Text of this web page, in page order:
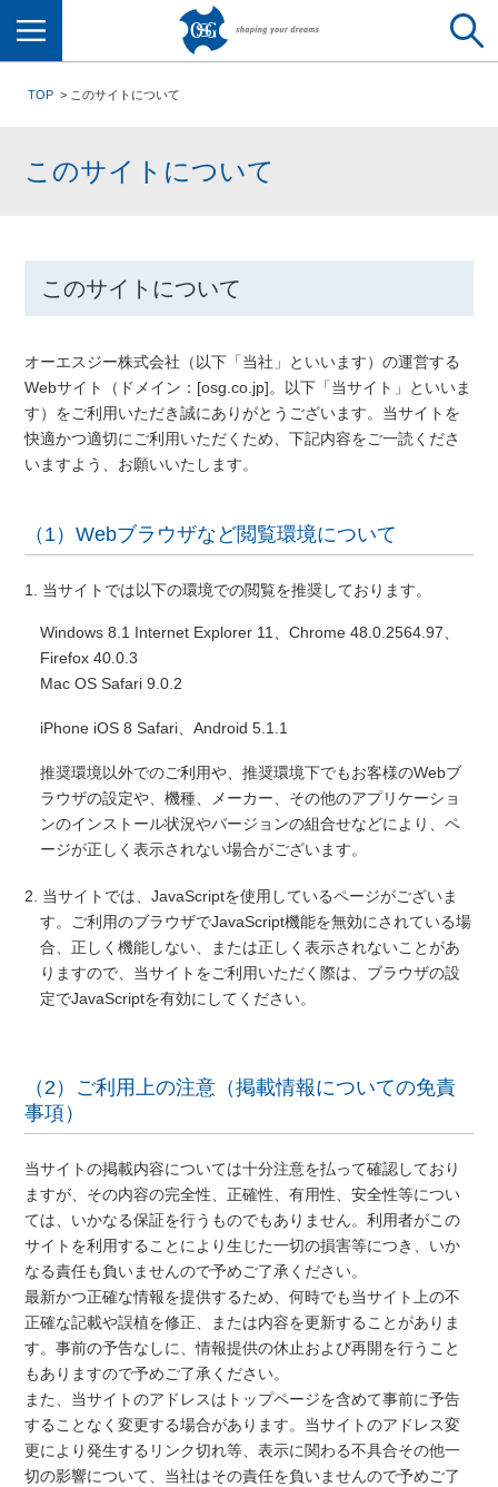
TOP このサイトについて
このサイトについて
このサイトについて
オーエスジー株式会社（以下「当社」といいます）の運営する
Webサイト（ドメイン：[osg.co.jp]。以下「当サイト」といいま
す）をご利用いただき誠にありがとうございます。当サイトを
快適かつ適切にご利用いただくため、下記内容をご一読くださ
いますよう、お願いいたします。
（1）Webブラウザなど閲覧環境について
1. 当サイトでは以下の環境での閲覧を推奨しております。
Windows 8.1 Internet Explorer 11、Chrome 48.0.2564.97、
Firefox 40.0.3
Mac OS Safari 9.0.2
iPhone iOS 8 Safari、Android 5.1.1
推奨環境以外でのご利用や、推奨環境下でもお客様のWebブ
ラウザの設定や、機種、メーカー、その他のアプリケーショ
ンのインストール状況やバージョンの組合せなどにより、ペ
ージが正しく表示されない場合がございます。
2. 当サイトでは、JavaScriptを使用しているページがございま
す。ご利用のブラウザでJavaScript機能を無効にされている場
合、正しく機能しない、または正しく表示されないことがあ
りますので、当サイトをご利用いただく際は、ブラウザの設
定でJavaScriptを有効にしてください。
（2）ご利用上の注意（掲載情報についての免責
事項）
当サイトの掲載内容については十分注意を払って確認しており
ますが、その内容の完全性、正確性、有用性、安全性等につい
ては、いかなる保証を行うものでもありません。利用者がこの
サイトを利用することにより生じた一切の損害等につき、いか
なる責任も負いませんので予めご了承ください。
最新かつ正確な情報を提供するため、何時でも当サイト上の不
正確な記載や誤植を修正、または内容を更新することがありま
す。事前の予告なしに、情報提供の休止および再開を行うこと
もありますので予めご了承ください。
また、当サイトのアドレスはトップページを含めて事前に予告
することなく変更する場合があります。当サイトのアドレス変
更により発生するリンク切れ等、表示に関わる不具合その他一
切の影響について、当社はその責任を負いませんので予めご了